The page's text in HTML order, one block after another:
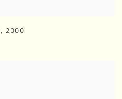
, 2000